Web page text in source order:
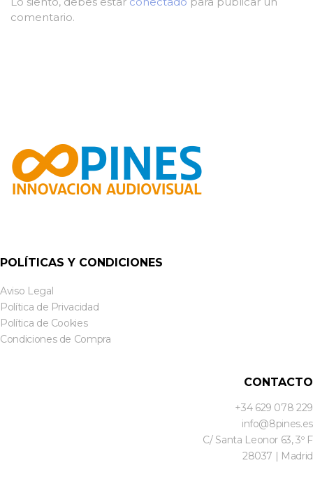
comentario.
POLÍTICAS Y CONDICIONES
Aviso Legal
Política de Privacidad
Política de Cookies
Condiciones de Compra
CONTACTO
+34 629 078 229
info@8pines.es
C/ Santa Leonor 63, 3º F
28037 | Madrid